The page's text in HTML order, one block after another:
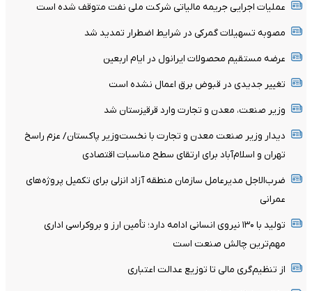
عملیات اجرایی جریمه مالیاتی شرکت ملی نفت متوقف شده است
مصوبه تسهیلات گمرکی در شرایط اضطرار تمدید شد
عرضه مستقیم محصولات ایرانول در ایام اربعین
تغییر جدیدی در قبوض برق اعمال نشده است
وزیر صنعت، معدن و تجارت وارد قرقیزستان شد
دیدار وزیر صنعت معدن و تجارت با نخست‌وزیر پاکستان/ عزم راسخ
تهران و اسلام‌آباد برای ارتقای سطح مناسبات اقتصادی
ضرب‌الاجل مدیرعامل سازمان منطقه آزاد انزلی برای تکمیل پروژه‌های
عمرانی
تولید با ۱۳۰ نیروی انسانی ادامه دارد؛ تأمین ارز و بروکراسی اداری
مهم‌ترین چالش صنعت است
از تنظیم‌گری مالی تا توزیع عدالت اعتباری